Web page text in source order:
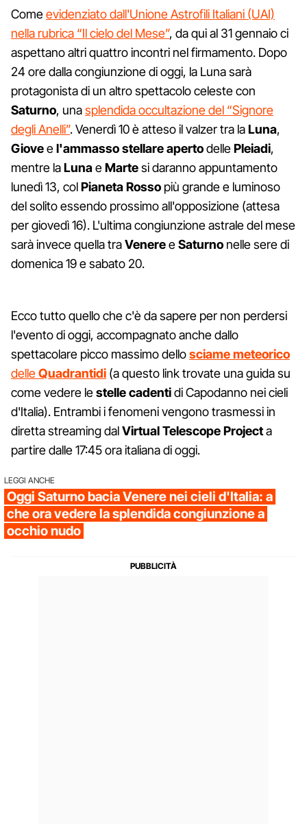
Comeevidenziato dall'Unione Astrofili Italiani (UAI)
nella rubrica “Il cielo del Mese”, da qui al 31 gennaio ci
aspettano altri quattro incontri nel firmamento. Dopo
24 ore dalla congiunzione di oggi, la Luna sarà
protagonista di un altro spettacolo celeste con
Saturno, unasplendida occultazione del “Signore
degli Anelli”. Venerdì 10 è atteso il valzer tra laLuna,
Gioveel'ammasso stellare apertodellePleiadi,
mentre laLunaeMartesi daranno appuntamento
lunedì 13, colPianeta Rosso più grande e luminoso
del solito essendo prossimo all'opposizione (attesa
per giovedì 16). L'ultima congiunzione astrale del mese
sarà invece quella traVenereeSaturno nelle sere di
domenica 19 e sabato 20.
Ecco tutto quello che c'è da sapere per non perdersi
l'evento di oggi, accompagnato anche dallo
spettacolare picco massimo dellosciame meteorico
delleQuadrantidi (a questo link trovate una guida su
come vedere lestelle cadentidi Capodanno nei cieli
d'Italia). Entrambi i fenomeni vengono trasmessi in
diretta streaming dalVirtual Telescope Projecta
partire dalle 17:45 ora italiana di oggi.
LEGGI ANCHE
Oggi Saturno bacia Venere nei cieli d'Italia: a
che ora vedere la splendida congiunzione a
occhio nudo